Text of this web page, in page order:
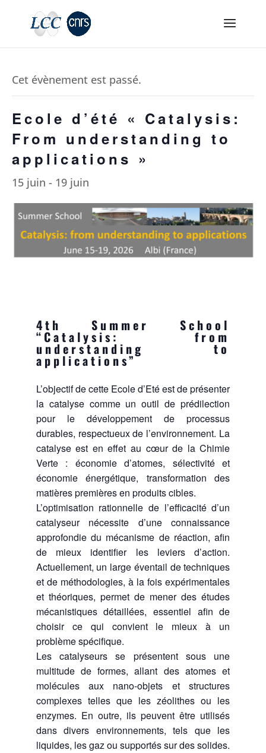
Cet évènement est passé.
Ecole d’été « Catalysis:
From understanding to
applications »
15 juin - 19 juin
4th Summer School
“Catalysis: from
understanding to
applications”
L’objectif de cette Ecole d’Eté est de présenter
la catalyse comme un outil de prédilection
pour le développement de processus
durables, respectueux de l’environnement. La
catalyse est en effet au cœur de la Chimie
Verte : économie d’atomes, sélectivité et
économie énergétique, transformation des
matières premières en produits cibles.
L’optimisation rationnelle de l’efficacité d’un
catalyseur nécessite d’une connaissance
approfondie du mécanisme de réaction, afin
de mieux identifier les leviers d’action.
Actuellement, un large éventail de techniques
et de méthodologies, à la fois expérimentales
et théoriques, permet de mener des études
mécanistiques détaillées, essentiel afin de
choisir ce qui convient le mieux à un
problème spécifique.
Les catalyseurs se présentent sous une
multitude de formes, allant des atomes et
molécules aux nano-objets et structures
complexes telles que les zéolithes ou les
enzymes. En outre, ils peuvent être utilisés
dans divers environnements, tels que les
liquides, les gaz ou supportés sur des solides.